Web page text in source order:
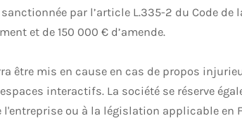
par l’article L.335-2 du Code
et de 150 000 € d’amende.
être mis en cause en cas de propos
interactifs. La société se réserve
ou à la législation applicable en